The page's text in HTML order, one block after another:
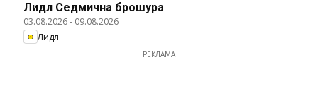
Лидл Cедмична брошура
03.08.2026- 09.08.2026
Лидл
РЕКЛАМА